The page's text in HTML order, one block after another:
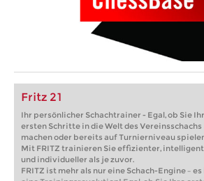
Fritz 21
Ihr persönlicher Schachtrainer - Egal, ob Sie
ersten Schritte in die Welt des Vereinsschachs
machen oder bereits auf Turnierniveau
Mit FRITZ trainieren Sie effizienter,
und individueller als je zuvor.
FRITZ ist mehr als nur eine Schach-Engine –